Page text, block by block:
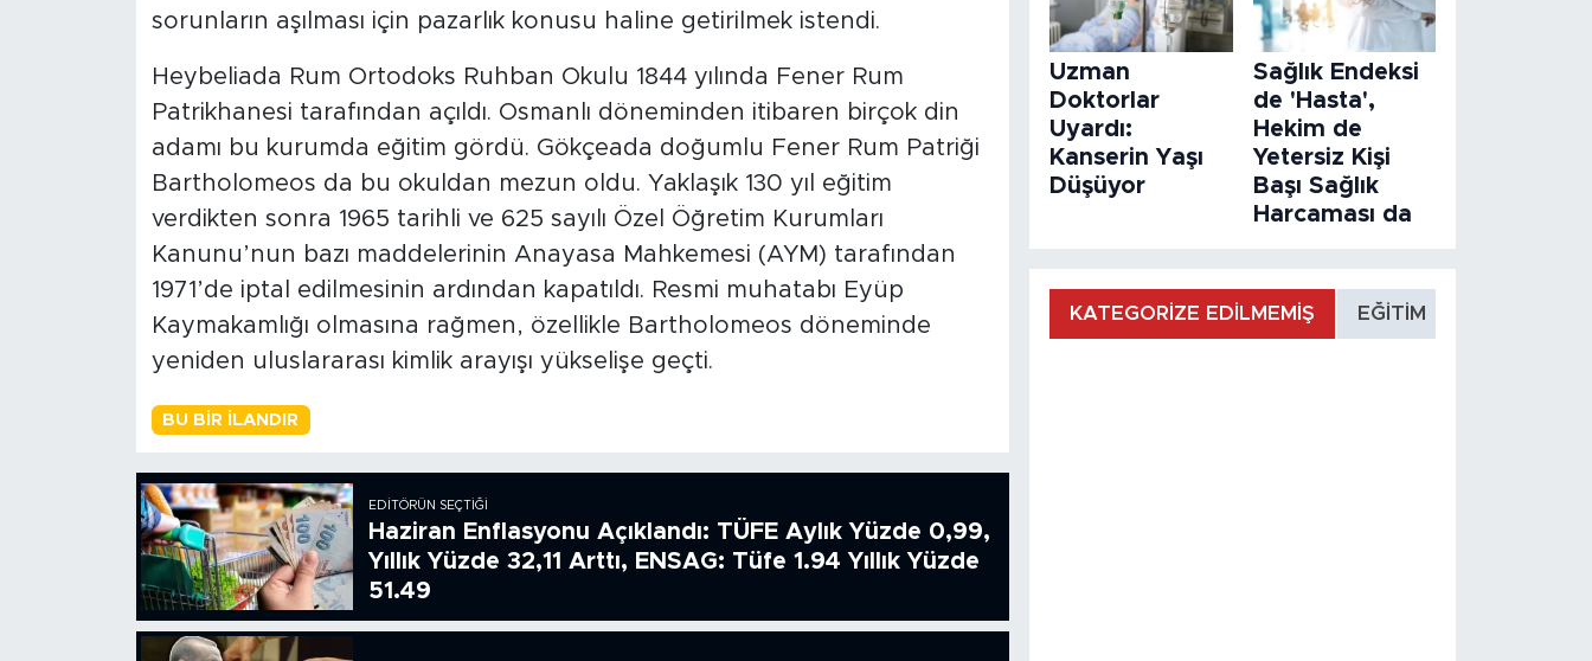
sorunların aşılması için pazarlık konusu haline getirilmek istendi.
Heybeliada Rum Ortodoks Ruhban Okulu 1844 yılında Fener Rum
Patrikhanesi tarafından açıldı. Osmanlı döneminden itibaren birçok din
adamı bu kurumda eğitim gördü. Gökçeada doğumlu Fener Rum Patriği
Bartholomeos da bu okuldan mezun oldu. Yaklaşık 130 yıl eğitim
verdikten sonra 1965 tarihli ve 625 sayılı Özel Öğretim Kurumları
Kanunu’nun bazı maddelerinin Anayasa Mahkemesi (AYM) tarafından
1971’de iptal edilmesinin ardından kapatıldı. Resmi muhatabı Eyüp
Kaymakamlığı olmasına rağmen, özellikle Bartholomeos döneminde
yeniden uluslararası kimlik arayışı yükselişe geçti.
BU BIR İLANDIR
EDITÖRÜN SEÇTIĞI
Haziran Enflasyonu Açıklandı: TÜFE Aylık Yüzde 0,99,
Yıllık Yüzde 32,11 Arttı, ENSAG: Tüfe 1.94 Yıllık Yüzde
51.49
Uzman
Doktorlar
Uyardı:
Kanserin Yaşı
Düşüyor
Sağlık Endeksi
de 'Hasta',
Hekim de
Yetersiz Kişi
Başı Sağlık
Harcaması da
KATEGORİZE EDİLMEMİŞ EĞİTİM